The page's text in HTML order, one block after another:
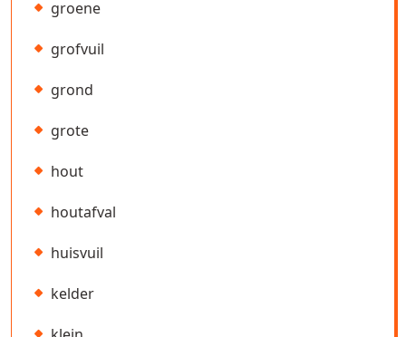
groene
grofvuil
grond
grote
hout
houtafval
huisvuil
kelder